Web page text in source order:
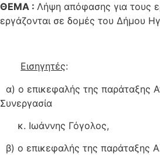
ΘΕΜΑ : Λήψη απόφασης για τους
εργάζονται σε δομές του Δήμου
Εισηγητές:
α) ο επικεφαλής της παράταξης
Συνεργασία
κ. Ιωάννης Γόγολος,
β) ο επικεφαλής της παράταξης